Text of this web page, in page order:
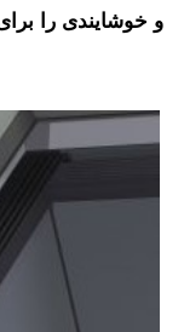
و خوشایندی را